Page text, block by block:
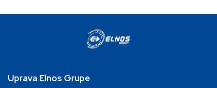
Uprava Elnos Grupe